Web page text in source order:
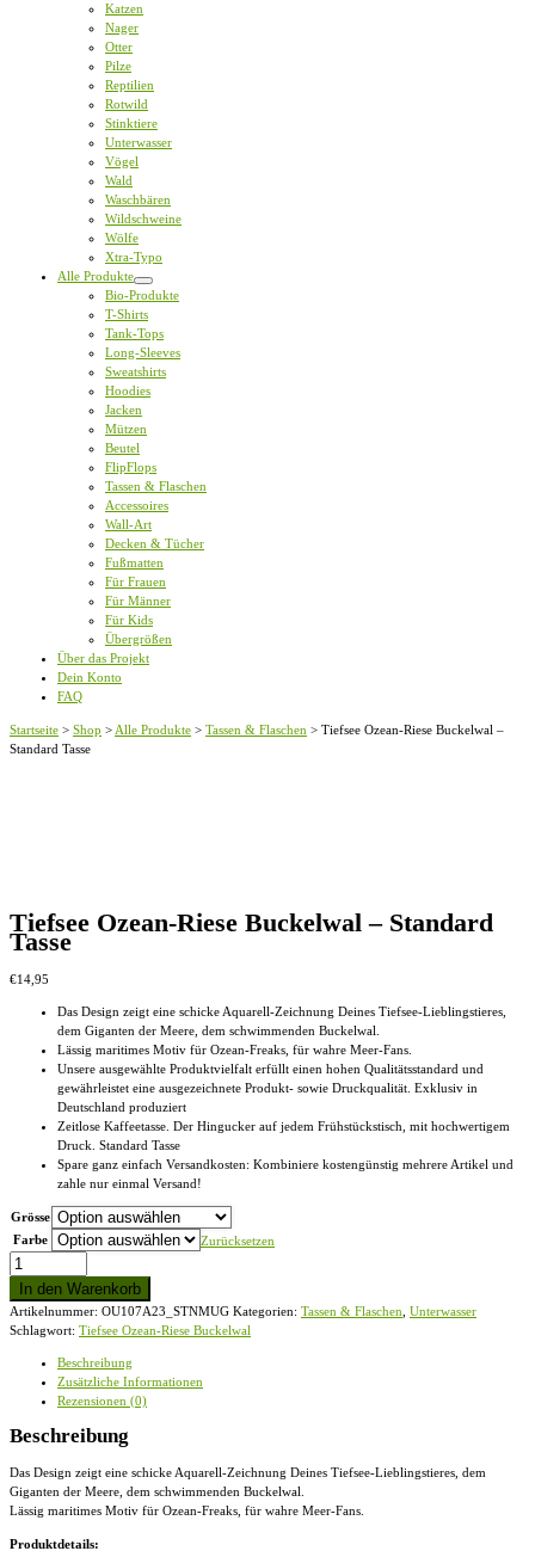
Katzen
Nager
Otter
Pilze
Reptilien
Rotwild
Stinktiere
Unterwasser
Vögel
Wald
Waschbären
Wildschweine
Wölfe
Xtra-Typo
Alle Produkte
Bio-Produkte
T-Shirts
Tank-Tops
Long-Sleeves
Sweatshirts
Hoodies
Jacken
Mützen
Beutel
FlipFlops
Tassen & Flaschen
Accessoires
Wall-Art
Decken & Tücher
Fußmatten
Für Frauen
Für Männer
Für Kids
Übergrößen
Über das Projekt
Dein Konto
FAQ
Startseite > Shop > Alle Produkte > Tassen & Flaschen > Tiefsee Ozean-Riese Buckelwal –
Standard Tasse
Tiefsee Ozean-Riese Buckelwal – Standard
Tasse
€14,95
Das Design zeigt eine schicke Aquarell-Zeichnung Deines Tiefsee-Lieblingstieres,
dem Giganten der Meere, dem schwimmenden Buckelwal.
Lässig maritimes Motiv für Ozean-Freaks, für wahre Meer-Fans.
Unsere ausgewählte Produktvielfalt erfüllt einen hohen Qualitätsstandard und
gewährleistet eine ausgezeichnete Produkt- sowie Druckqualität. Exklusiv in
Deutschland produziert
Zeitlose Kaffeetasse. Der Hingucker auf jedem Frühstückstisch, mit hochwertigem
Druck. Standard Tasse
Spare ganz einfach Versandkosten: Kombiniere kostengünstig mehrere Artikel und
zahle nur einmal Versand!
Grösse
Farbe
Zurücksetzen
Tiefsee
Ozean-
Riese
Buckelwal
-
In den Warenkorb
Artikelnummer: OU107A23_STNMUG Kategorien: Tassen & Flaschen Unterwasser
Schlagwort: Tiefsee Ozean-Riese Buckelwal
Beschreibung
Zusätzliche Informationen
Rezensionen (0)
Beschreibung
Das Design zeigt eine schicke Aquarell-Zeichnung Deines Tiefsee-Lieblingstieres, dem
Giganten der Meere, dem schwimmenden Buckelwal.
Lässig maritimes Motiv für Ozean-Freaks, für wahre Meer-Fans.
Produktdetails: